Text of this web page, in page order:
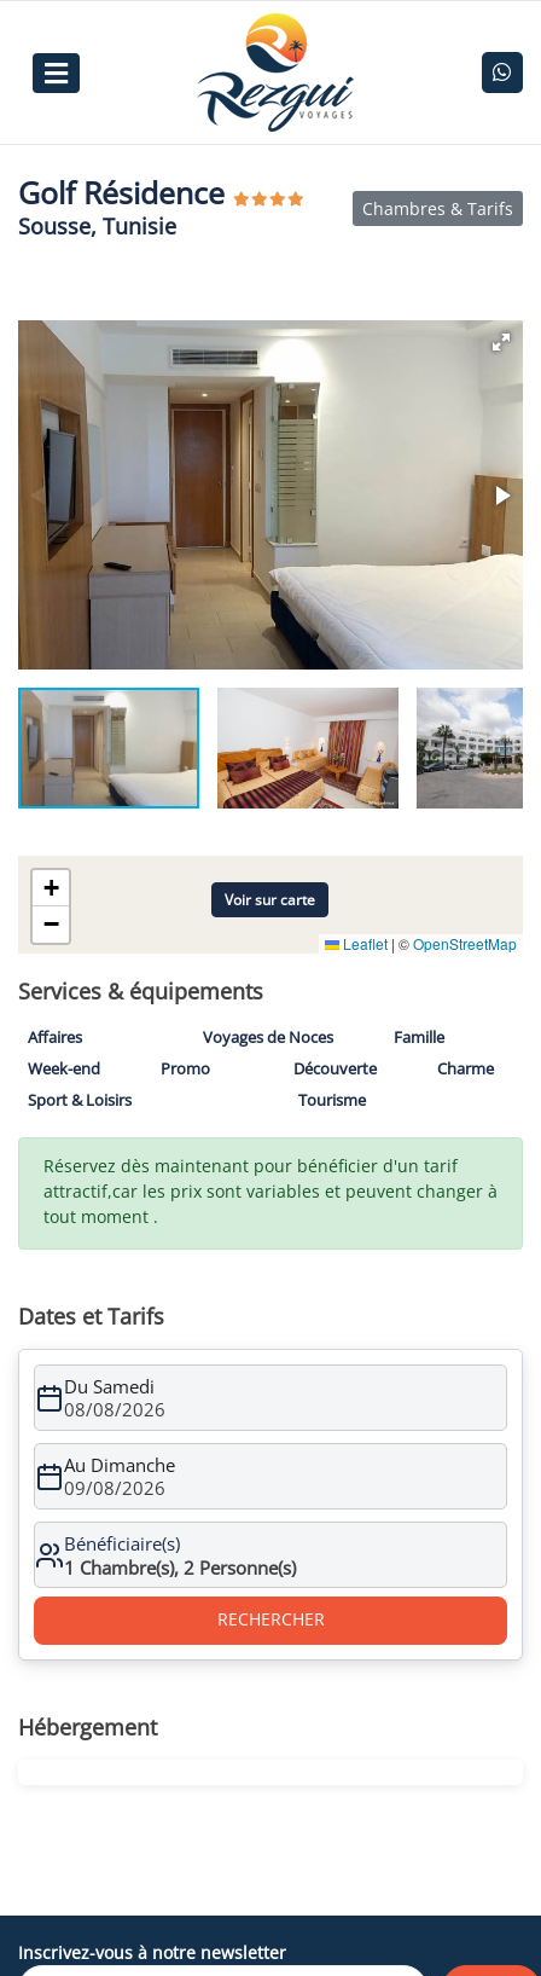
Golf Résidence
Sousse, Tunisie
Chambres & Tarifs
+
−
Leaflet | ©OpenStreetMap
Voir sur carte
Services & équipements
Affaires Voyages de Noces
Famille
Week-end
Promo Découverte
Charme
Sport & Loisirs
Tourisme
Réservez dès maintenant pour bénéficier d'un tarif
attractif,car les prix sont variables et peuvent changer à
tout moment .
Dates et Tarifs
Du Samedi
08/08/2026
Au Dimanche
09/08/2026
Bénéficiaire(s)
1 Chambre(s), 2 Personne(s)
RECHERCHER
Hébergement
Inscrivez-vous à notre newsletter